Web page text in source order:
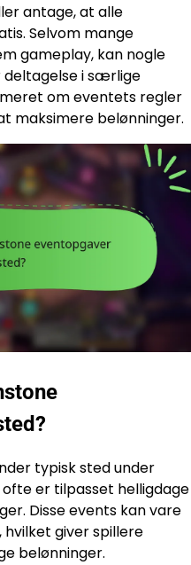
antage, at alle
Selvom mange
gameplay, kan nogle
i særlige
om eventets regler
maksimere belønninger.
typisk sted under
er tilpasset helligdage
Disse events kan vare
giver spillere
belønninger.